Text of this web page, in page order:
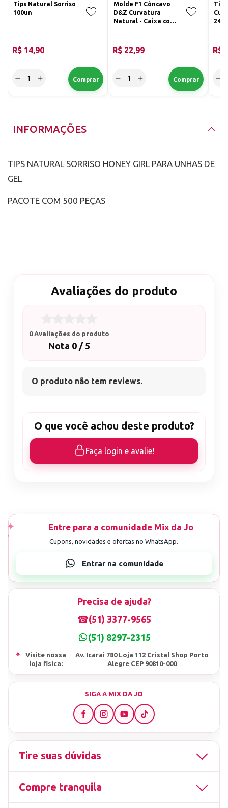
Tips Natural Sorriso
100un
R$ 14,90
Molde F1 Côncavo
D&Z Curvatura
Natural - Caixa com
R$ 22,99 R$
INFORMAÇÕES
TIPS NATURAL SORRISO HONEY GIRL PARA UNHAS DE
GEL
PACOTE COM 500 PEÇAS
Avaliações do produto
0 Avaliações do produto
Nota 0 / 5
O produto não tem reviews.
O que você achou deste produto?
Faça login e avalie!
Precisa de ajuda?
☎(51) 3377-9565
(51) 8297-2315
⌖
Visite nossa
loja fisica:
Av. Icarai 780 Loja 112 Cristal Shop Porto
Alegre CEP 90810-000
SIGA A MIX DA JO
Tire suas dúvidas
Compre tranquila